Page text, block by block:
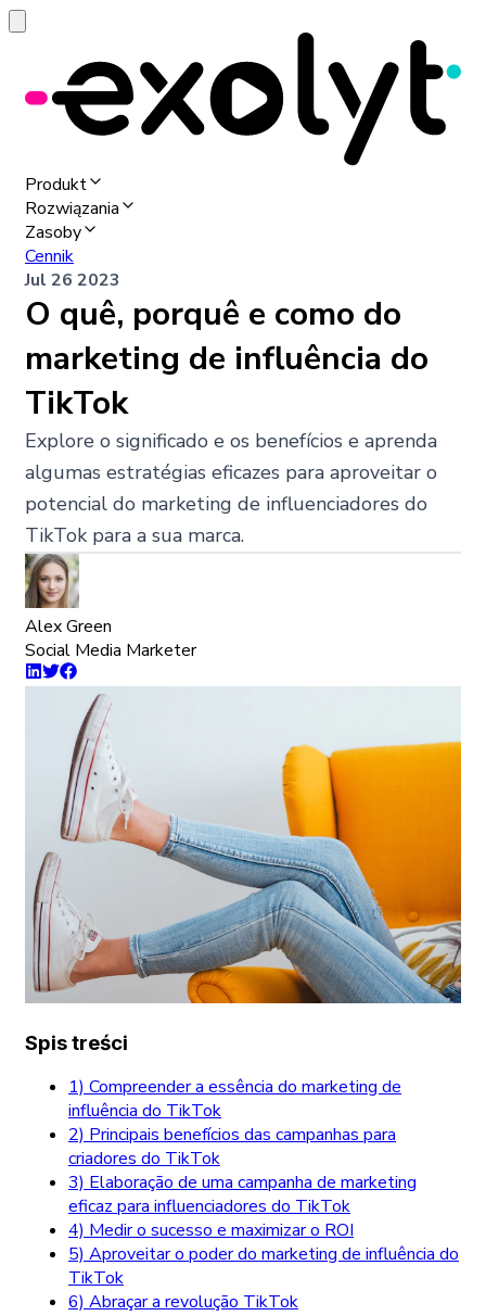
Produkt
Rozwiązania
Zasoby
Cennik
Jul 26 2023
O quê, porquê e como do
marketing de influência do
TikTok
Explore o significado e os benefícios e aprenda
algumas estratégias eficazes para aproveitar o
potencial do marketing de influenciadores do
TikTok para a sua marca.
Alex Green
Social Media Marketer
Spis treści
1) Compreender a essência do marketing de
influência do TikTok
2) Principais benefícios das campanhas para
criadores do TikTok
3) Elaboração de uma campanha de marketing
eficaz para influenciadores do TikTok
4) Medir o sucesso e maximizar o ROI
5) Aproveitar o poder do marketing de influência do
TikTok
6) Abraçar a revolução TikTok